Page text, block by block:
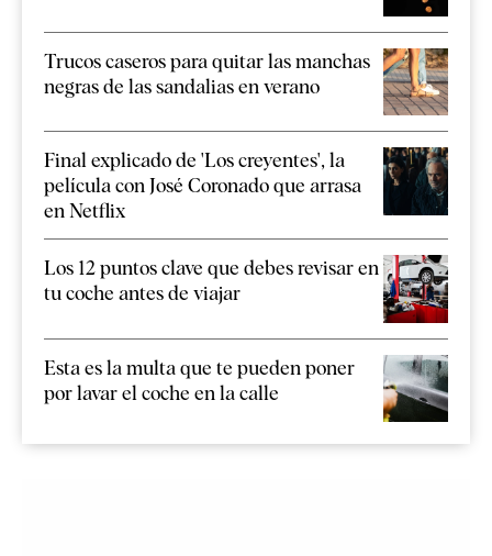
Trucos caseros para quitar las manchas
negras de las sandalias en verano
Final explicado de 'Los creyentes', la
película con José Coronado que arrasa
en Netflix
Los 12 puntos clave que debes revisar en
tu coche antes de viajar
Esta es la multa que te pueden poner
por lavar el coche en la calle